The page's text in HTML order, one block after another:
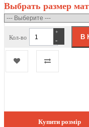
Выбрать размер
Кол-во -
+
Купити розмір